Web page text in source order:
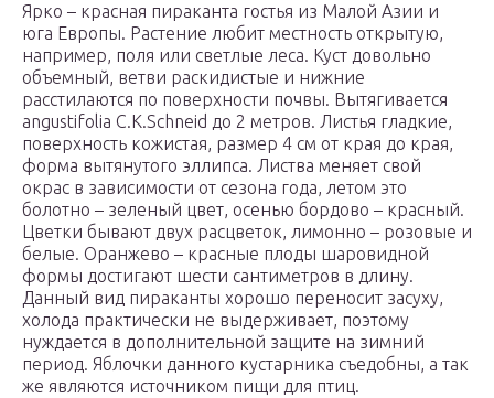
Ярко – красная пираканта гостья из Малой Азии и
юга Европы. Растение любит местность открытую,
например, поля или светлые леса. Куст довольно
объемный, ветви раскидистые и нижние
расстилаются по поверхности почвы. Вытягивается
angustifolia C.K.Schneid до 2 метров. Листья гладкие,
поверхность кожистая, размер 4 см от края до края,
форма вытянутого эллипса. Листва меняет свой
окрас в зависимости от сезона года, летом это
болотно – зеленый цвет, осенью бордово – красный.
Цветки бывают двух расцветок, лимонно – розовые и
белые. Оранжево – красные плоды шаровидной
формы достигают шести сантиметров в длину.
Данный вид пираканты хорошо переносит засуху,
холода практически не выдерживает, поэтому
нуждается в дополнительной защите на зимний
период. Яблочки данного кустарника съедобны, а так
же являются источником пищи для птиц.